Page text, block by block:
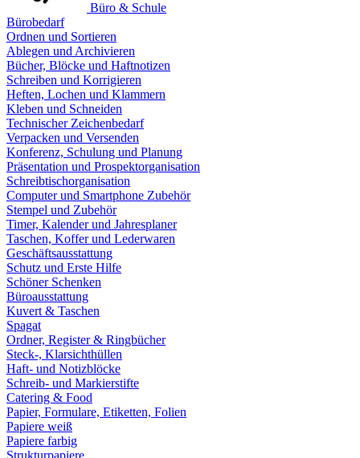
Büro & Schule
Bürobedarf
Ordnen und Sortieren
Ablegen und Archivieren
Bücher, Blöcke und Haftnotizen
Schreiben und Korrigieren
Heften, Lochen und Klammern
Kleben und Schneiden
Technischer Zeichenbedarf
Verpacken und Versenden
Konferenz, Schulung und Planung
Präsentation und Prospektorganisation
Schreibtischorganisation
Computer und Smartphone Zubehör
Stempel und Zubehör
Timer, Kalender und Jahresplaner
Taschen, Koffer und Lederwaren
Geschäftsausstattung
Schutz und Erste Hilfe
Schöner Schenken
Büroausstattung
Kuvert & Taschen
Spagat
Ordner, Register & Ringbücher
Steck-, Klarsichthüllen
Haft- und Notizblöcke
Schreib- und Markierstifte
Catering & Food
Papier, Formulare, Etiketten, Folien
Papiere weiß
Papiere farbig